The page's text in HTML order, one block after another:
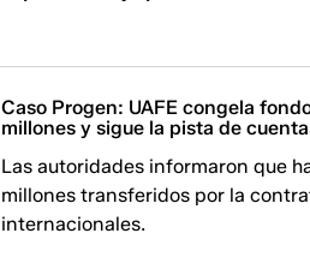
Caso Progen: UAFE congela
millones y sigue la pista de
Las autoridades informaron que
millones transferidos por la
internacionales.